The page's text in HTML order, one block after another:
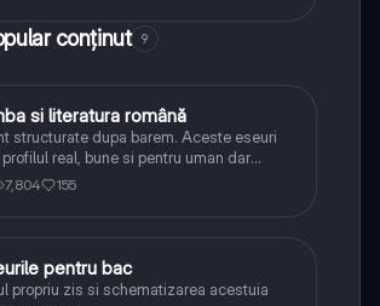
conținut 9
română
si literatura română
structurate dupa barem. Aceste eseuri
real, bune si pentru uman dar
dintre personaje si caracrerizarile.
7,804 155
română
pentru bac
propriu zis si schematizarea acestuia